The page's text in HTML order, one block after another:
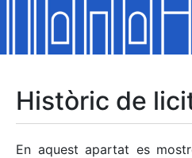
Mostra/Amaga
Mostra/Amaga
Històric de
En aquest apartat es